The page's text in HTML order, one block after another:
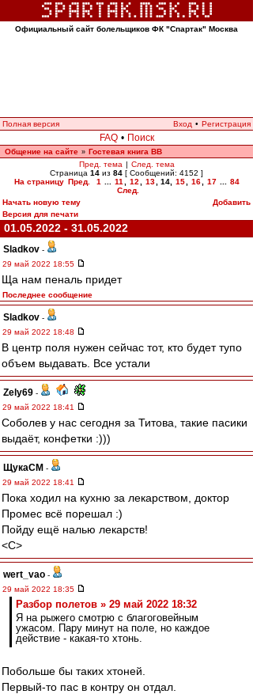
Официальный сайт болельщиков ФК "Спартак" Москва
Полная версия Вход • Регистрация
FAQ • Поиск
Общение на сайте » Гостевая книга ВВ
Пред. тема | След. тема
Страница 14 из 84 [ Сообщений: 4152 ]
На страницу Пред. 1 11 12 13 14, 15 16 17
84
След.
Начать новую тему
Добавить
Версия для печати
01.05.2022 - 31.05.2022
Sladkov -
29 май 2022 18:55
Ща нам пеналь придет
Последнее сообщение
Sladkov -
29 май 2022 18:48
В центр поля нужен сейчас тот, кто будет тупо
объем выдавать. Все устали
Zely69 -
29 май 2022 18:41
Соболев у нас сегодня за Титова, такие пасики
выдаёт, конфетки :)))
ЩукаСМ -
29 май 2022 18:41
Пока ходил на кухню за лекарством, доктор
Промес всё порешал :)
Пойду ещё налью лекарств!
<C>
wert_vao -
29 май 2022 18:35
Разбор полетов » 29 май 2022 18:32
Я на рыжего смотрю с благоговейным
ужасом. Пару минут на поле, но каждое
действие - какая-то хтонь.
Побольше бы таких хтоней.
Первый-то пас в контру он отдал.